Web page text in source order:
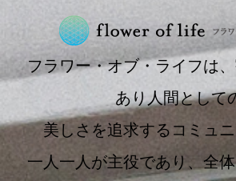
フラワー・オブ・ライフは
あり人間として
美しさを追求するコミュ
一人一人が主役であり、全